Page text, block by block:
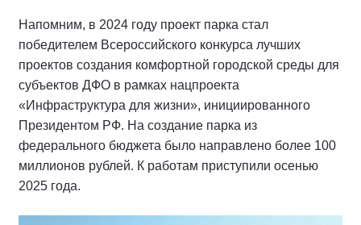
Напомним, в 2024 году проект парка стал
победителем Всероссийского конкурса лучших
проектов создания комфортной городской среды для
субъектов ДФО в рамках нацпроекта
«Инфраструктура для жизни», инициированного
Президентом РФ. На создание парка из
федерального бюджета было направлено более 100
миллионов рублей. К работам приступили осенью
2025 года.